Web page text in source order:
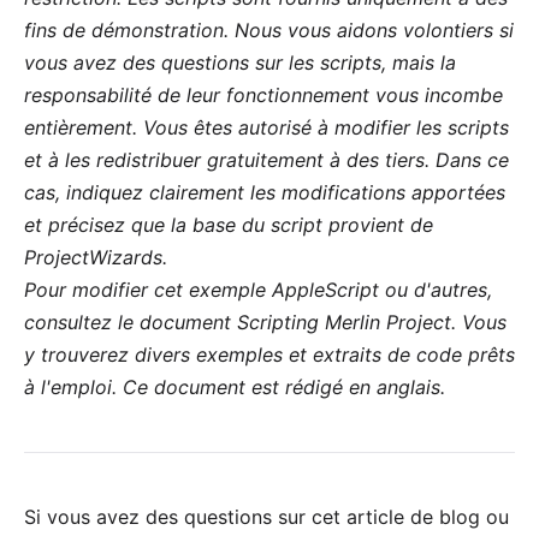
fins de démonstration. Nous vous aidons volontiers si
vous avez des questions sur les scripts, mais la
responsabilité de leur fonctionnement vous incombe
entièrement. Vous êtes autorisé à modifier les scripts
et à les redistribuer gratuitement à des tiers. Dans ce
cas, indiquez clairement les modifications apportées
et précisez que la base du script provient de
ProjectWizards.
Pour modifier cet exemple AppleScript ou d'autres,
consultez le document Scripting Merlin Project. Vous
y trouverez divers exemples et extraits de code prêts
à l'emploi. Ce document est rédigé en anglais.
Si vous avez des questions sur cet article de blog ou